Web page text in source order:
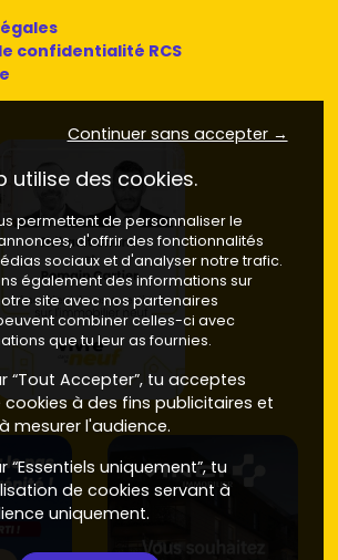
confidentialité RCS
Continuer sans accepter →
utilise des cookies.
permettent de personnaliser le
d'offrir des fonctionnalités
sociaux et d'analyser notre trafic.
également des informations sur
site avec nos partenaires
combiner celles-ci avec
que tu leur as fournies.
“Tout Accepter”, tu acceptes
à des fins publicitaires et
mesurer l'audience.
“Essentiels uniquement”, tu
de cookies servant à
uniquement.